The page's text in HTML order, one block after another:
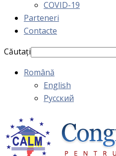
COVID-19
Parteneri
Contacte
Căutați
Română
English
Русский